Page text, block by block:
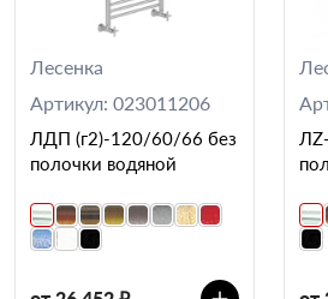
Лесенка
Артикул: 023011206
ЛДП (г2)-120/60/66 без
полочки водяной